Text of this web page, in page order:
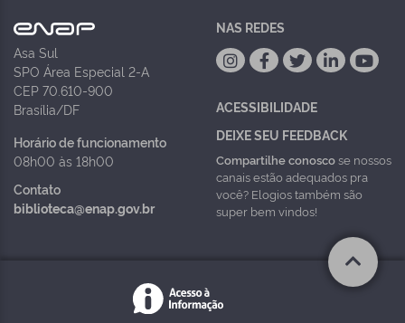
Asa Sul
SPO Área Especial 2-A
CEP 70.610-900
Brasília/DF
Horário de funcionamento
08h00 às 18h00
Contato
biblioteca@enap.gov.br
NAS REDES
ACESSIBILIDADE
DEIXE SEU FEEDBACK
Compartilhe conoscose nossos
canais estão adequados pra
você? Elogios também são
super bem vindos!